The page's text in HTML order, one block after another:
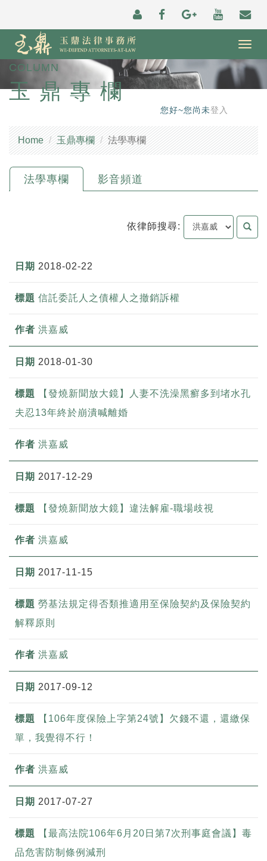
COLUMN
玉鼎專欄
您好~您尚未登入
Home 玉鼎專欄 法學專欄
法學專欄 影音頻道
依律師搜尋:
2018-02-22
信託委託人之債權人之撤銷訴權
洪嘉威
2018-01-30
【發燒新聞放大鏡】人妻不洗澡黑癬多到堵水孔
夫忍13年終於崩潰喊離婚
洪嘉威
2017-12-29
【發燒新聞放大鏡】違法解雇-職場歧視
洪嘉威
2017-11-15
勞基法規定得否類推適用至保險契約及保險契約
解釋原則
洪嘉威
2017-09-12
【106年度保險上字第24號】欠錢不還，還繳保
單，我覺得不行！
洪嘉威
2017-07-27
【最高法院106年6月20日第7次刑事庭會議】毒
品危害防制條例減刑